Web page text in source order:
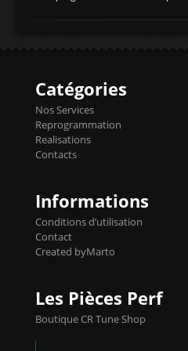
Injecteurs + Flashpro
précise et performante.
basculer de la carto sans plomb à
l'aide du flashpro OPTION
Reprog SP 98 sur le calculateur
450€ TTC Un gain d'environ
Catégories
Nos Services
Reprogrammation
Realisations
Contacts
Informations
Conditions d’utilisation
Contact
Created byMarto
Les Pièces Perf
Boutique CR Tune Shop